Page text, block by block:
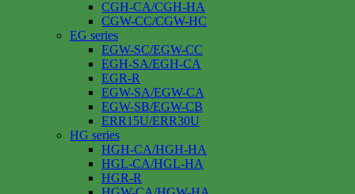
CGH-CA/CGH-HA
CGW-CC/CGW-HC
EG series
EGW-SC/EGW-CC
EGH-SA/EGH-CA
EGR-R
EGW-SA/EGW-CA
EGW-SB/EGW-CB
ERR15U/ERR30U
HG series
HGH-CA/HGH-HA
HGL-CA/HGL-HA
HGR-R